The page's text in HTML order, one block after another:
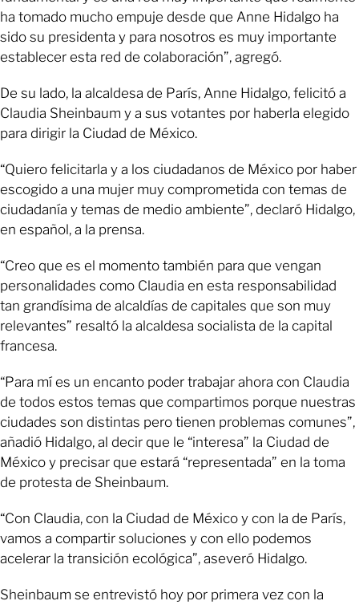
ha tomado mucho empuje desde que Anne Hidalgo ha
sido su presidenta y para nosotros es muy importante
establecer esta red de colaboración”, agregó.
De su lado, la alcaldesa de París, Anne Hidalgo, felicitó a
Claudia Sheinbaum y a sus votantes por haberla elegido
para dirigir la Ciudad de México.
“Quiero felicitarla y a los ciudadanos de México por haber
escogido a una mujer muy comprometida con temas de
ciudadanía y temas de medio ambiente”, declaró Hidalgo,
en español, a la prensa.
“Creo que es el momento también para que vengan
personalidades como Claudia en esta responsabilidad
tan grandísima de alcaldías de capitales que son muy
relevantes” resaltó la alcaldesa socialista de la capital
francesa.
“Para mí es un encanto poder trabajar ahora con Claudia
de todos estos temas que compartimos porque nuestras
ciudades son distintas pero tienen problemas comunes”,
añadió Hidalgo, al decir que le “interesa” la Ciudad de
México y precisar que estará “representada” en la toma
de protesta de Sheinbaum.
“Con Claudia, con la Ciudad de México y con la de París,
vamos a compartir soluciones y con ello podemos
acelerar la transición ecológica”, aseveró Hidalgo.
Sheinbaum se entrevistó hoy por primera vez con la